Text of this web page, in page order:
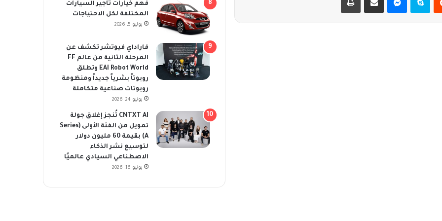
فهم خيارات تأجير السيارات
المختلفة لكل الاحتياجات
يوليو 5, 2026
فاراداي فيوتشر تكشف عن
المرحلة الثانية من عالم FF
EAI Robot World وتطلق
روبوتاً بشرياً جديداً ومنظومة
روبوتات صناعية متكاملة
يونيو 24, 2026
CNTXT AI تُنجز إغلاق جولة
تمويل من الفئة الأولى (Series
A) بقيمة 60 مليون دولار
لتوسيع نشر الذكاء
الاصطناعي السيادي عالميًا
يونيو 16, 2026